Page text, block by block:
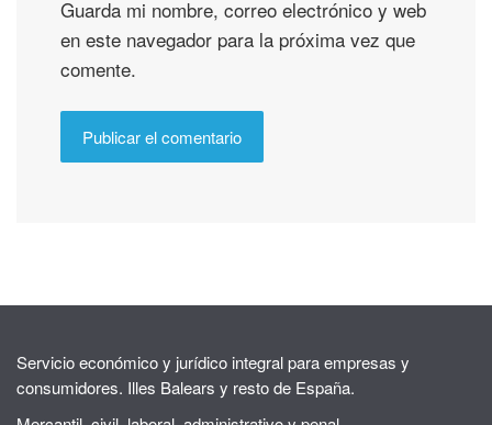
Guarda mi nombre, correo electrónico y web
en este navegador para la próxima vez que
comente.
Servicio económico y jurídico integral para empresas y
consumidores. Illes Balears y resto de España.